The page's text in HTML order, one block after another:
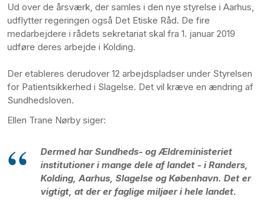
Ud over de årsværk, der samles i den nye styrelse i Aarhus,
udflytter regeringen også Det Etiske Råd. De fire
medarbejdere i rådets sekretariat skal fra 1. januar 2019
udføre deres arbejde i Kolding.
Der etableres derudover 12 arbejdspladser under Styrelsen
for Patientsikkerhed i Slagelse. Det vil kræve en ændring af
Sundhedsloven.
Ellen Trane Nørby siger:
Dermed har Sundheds- og Ældreministeriet
institutioner i mange dele af landet - i Randers,
Kolding, Aarhus, Slagelse og København. Det er
vigtigt, at der er faglige miljøer i hele landet.